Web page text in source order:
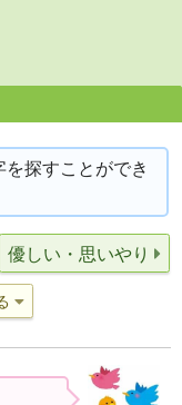
探すことができ
優しい・思いやり